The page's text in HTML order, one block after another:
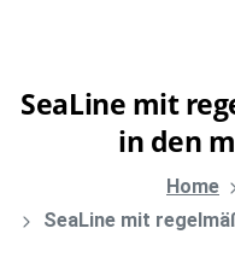
SeaLine mit
in den
Home
SeaLine mit